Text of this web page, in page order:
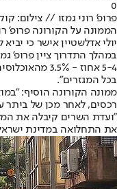
0
פרופ' רוני גמזו // צילום:
הממונה על הקורונה פרופ'
יולי אדלשטיין אישר כי
בכל המגזרים".
ממונה הקורונה הוסיף:
רכסים, לאחר מכן של ביתר
את התחלואה במדינת ישראל. המטרה היא 'להתנפל' על עיר, שכונה